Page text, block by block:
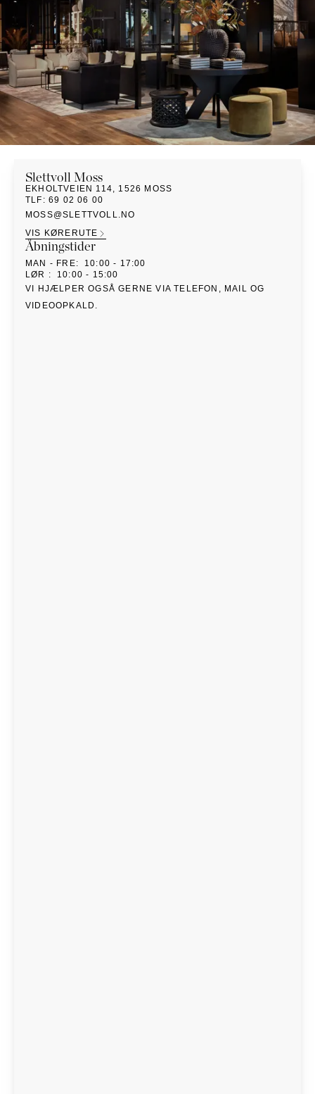
PUFFER
SOLSENGE
HÆNGEKØJE
TILBEHØR
KURVER
DEKORATION
SPEJLE
BORDDÆKNING
Marbella
Palma
Slettvoll Moss
EKHOLTVEIEN 114, 1526 MOSS
TLF :69 02 06 00
MOSS@SLETTVOLL.NO
VIS KØRERUTE
Åbningstider
MAN - FRE:
10:00 - 17:00
LØR :
10:00 - 15:00
VI HJÆLPER OGSÅ GERNE VIA TELEFON, MAIL OG
VIDEOOPKALD.